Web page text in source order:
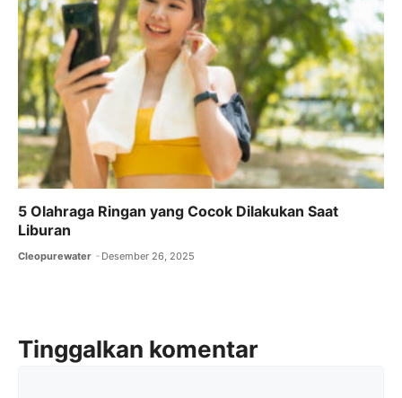
5 Olahraga Ringan yang Cocok Dilakukan Saat
Liburan
Cleopurewater Desember 26, 2025
Tinggalkan komentar